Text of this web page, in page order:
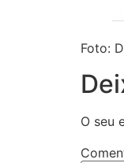
Foto:
O seu